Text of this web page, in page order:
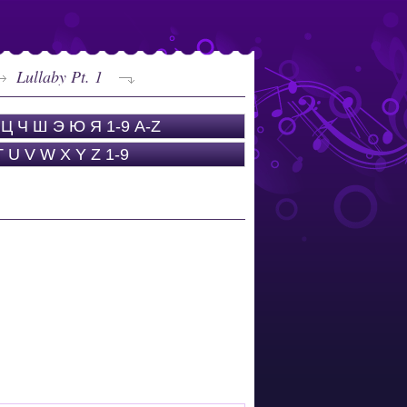
Lullaby Pt. 1
Ц Ч Ш Э Ю Я 1-9 A-Z
U V W X Y Z 1-9